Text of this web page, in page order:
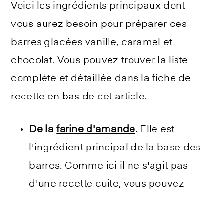
Voici les ingrédients principaux dont
vous aurez besoin pour préparer ces
barres glacées vanille, caramel et
chocolat. Vous pouvez trouver la liste
complète et détaillée dans la fiche de
recette en bas de cet article.
De lafarine d'amande. Elle est
l'ingrédient principal de la base des
barres. Comme ici il ne s'agit pas
d'une recette cuite, vous pouvez